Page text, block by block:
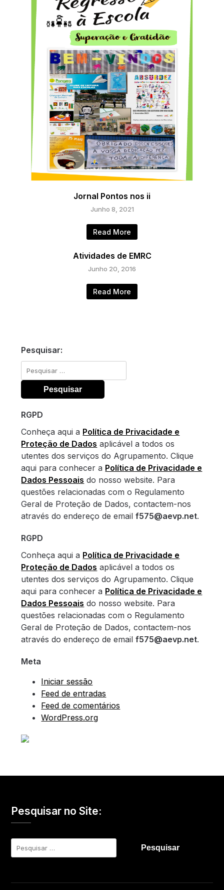
Jornal Pontos nos ii
Junho 8, 2021
Read More
Atividades de EMRC
Junho 20, 2016
Read More
Pesquisar:
Pesquisar
por:
RGPD
Conheça aqui a Política de Privacidade e
Proteção de Dados aplicável a todos os
utentes dos serviços do Agrupamento. Clique
aqui para conhecer a Política de Privacidade e
Dados Pessoais do nosso website. Para
questões relacionadas com o Regulamento
Geral de Proteção de Dados, contactem-nos
através do endereço de emailf575@aevp.net.
RGPD
Conheça aqui a Política de Privacidade e
Proteção de Dados aplicável a todos os
utentes dos serviços do Agrupamento. Clique
aqui para conhecer a Política de Privacidade e
Dados Pessoais do nosso website. Para
questões relacionadas com o Regulamento
Geral de Proteção de Dados, contactem-nos
através do endereço de emailf575@aevp.net.
Meta
Iniciar sessão
Feed de entradas
Feed de comentários
WordPress.org
Pesquisar no Site:
Pesquisar
por: